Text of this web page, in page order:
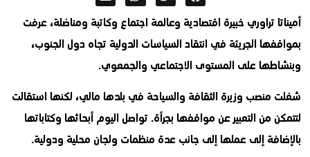
أميناتا تراوري خبيرة اقتصادية وعالمة اجتماع وكاتبة ومناضلة، عرفت
بمواقفها الجريئة في انتقاد السياسات الدولية تجاه دول الجنوب،
وبنشاطها على المستوى الاجتماعي والجمعوي.
شغلت منصب وزيرة الثقافة والسياحة في بلدها مالي، لكنها استقالت
لتتمكن من التعبير عن مواقفها بجرأة. تواصل اليوم أبحاثها وكتاباتها
بالإضافة إلى عملها إلى جانب عدة منظمات ولجان محلية ودولية.